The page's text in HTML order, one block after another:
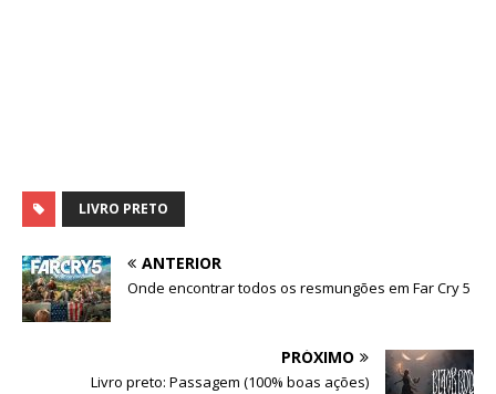
LIVRO PRETO
ANTERIOR
Onde encontrar todos os resmungões em Far Cry 5
PRÓXIMO
Livro preto: Passagem (100% boas ações)